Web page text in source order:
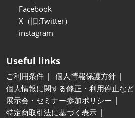
Facebook
X（旧:Twitter）
instagram
Useful links
ご利用条件
個人情報保護方針
個人情報に関する修正・利用停止など
展示会・セミナー参加ポリシー
特定商取引法に基づく表示